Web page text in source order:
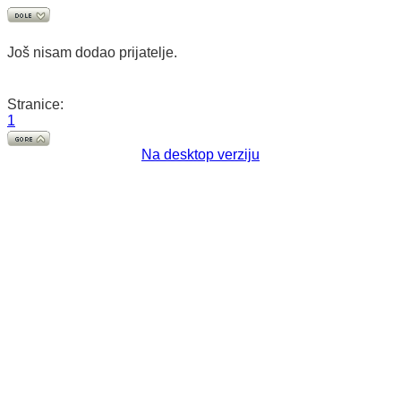
Još nisam dodao prijatelje.
Stranice:
1
Na desktop verziju